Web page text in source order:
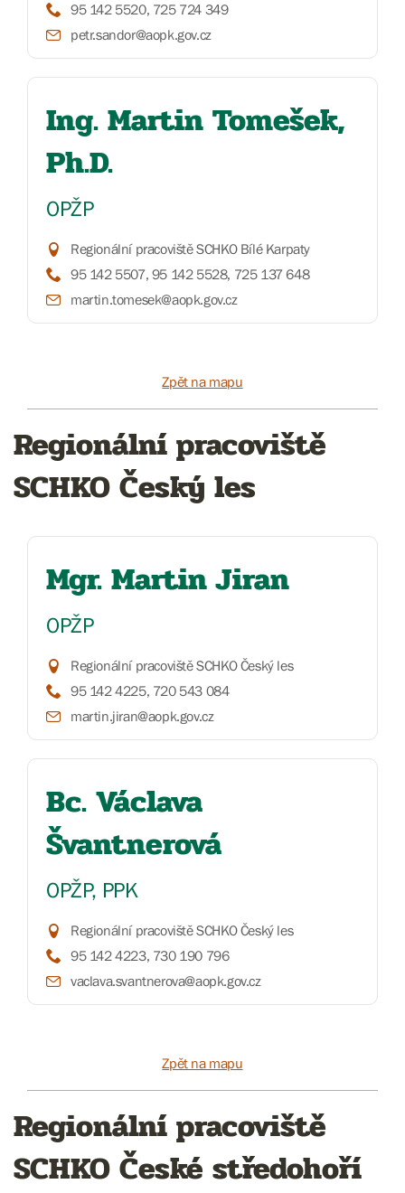
95 142 5520, 725 724 349
petr.sandor@aopk.gov.cz
Ing. Martin Tomešek,
Ph.D.
OPŽP
Regionální pracoviště SCHKO Bílé Karpaty
95 142 5507, 95 142 5528, 725 137 648
martin.tomesek@aopk.gov.cz
Zpět na mapu
Regionální pracoviště
SCHKO Český les
Mgr. Martin Jiran
OPŽP
Regionální pracoviště SCHKO Český les
95 142 4225, 720 543 084
martin.jiran@aopk.gov.cz
Bc. Václava
Švantnerová
OPŽP, PPK
Regionální pracoviště SCHKO Český les
95 142 4223, 730 190 796
vaclava.svantnerova@aopk.gov.cz
Zpět na mapu
Regionální pracoviště
SCHKO České středohoří